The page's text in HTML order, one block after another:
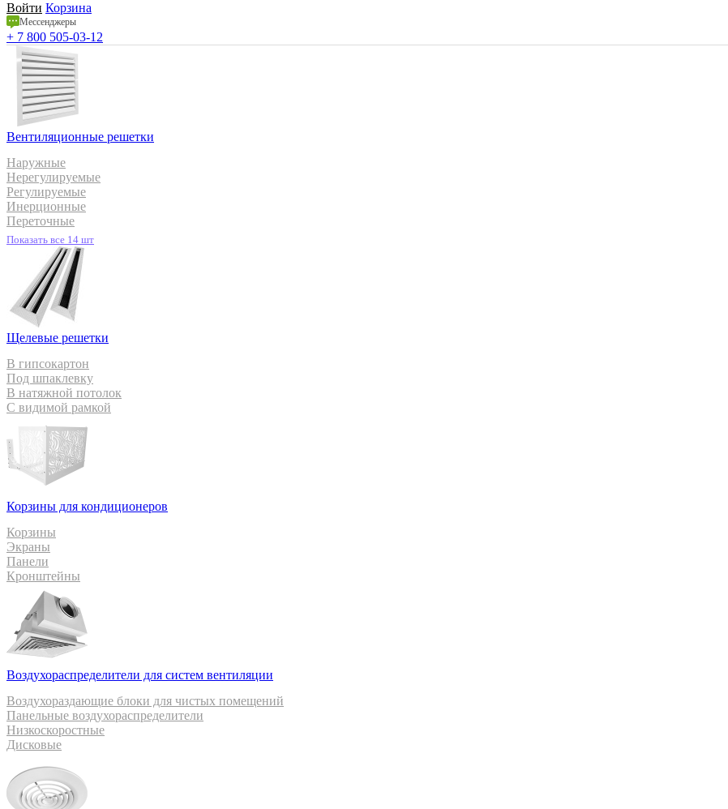
Войти Корзина
Мессенджеры
+ 7 800 505-03-12
Вентиляционные решетки
Наружные
Нерегулируемые
Регулируемые
Инерционные
Переточные
Показать все 14 шт
Щелевые решетки
В гипсокартон
Под шпаклевку
В натяжной потолок
С видимой рамкой
Корзины для кондиционеров
Корзины
Экраны
Панели
Кронштейны
Воздухораспределители для систем вентиляции
Воздухораздающие блоки для чистых помещений
Панельные воздухораспределители
Низкоскоростные
Дисковые